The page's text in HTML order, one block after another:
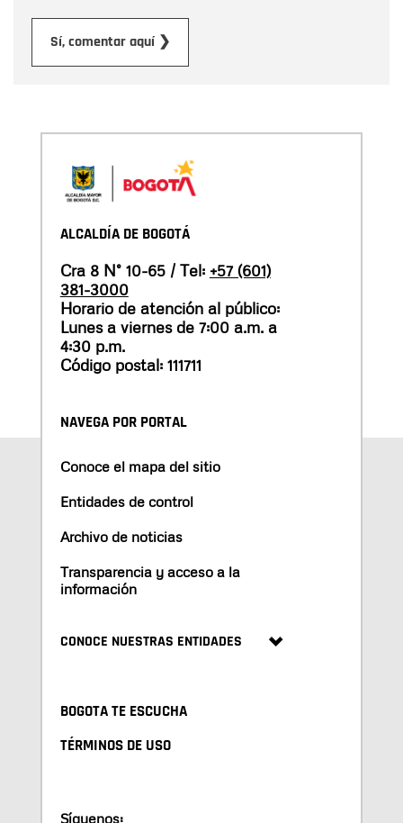
Sí, comentar aquí ❯
ALCALDÍA DE BOGOTÁ
Cra 8 N° 10-65 / Tel: +57 (601)
381-3000
Horario de atención al público:
Lunes a viernes de 7:00 a.m. a
4:30 p.m.
Código postal: 111711
NAVEGA POR PORTAL
Conoce el mapa del sitio
Entidades de control
Archivo de noticias
Transparencia y acceso a la
información
CONOCE NUESTRAS ENTIDADES
BOGOTA TE ESCUCHA
TÉRMINOS DE USO
Síguenos: